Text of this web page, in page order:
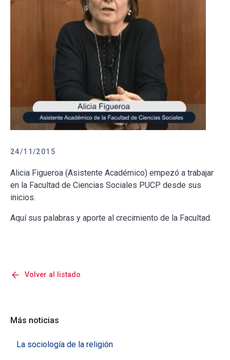
24/11/2015
Alicia Figueroa (Asistente Académico) empezó a trabajar
en la Facultad de Ciencias Sociales PUCP desde sus
inicios.
Aquí sus palabras y aporte al crecimiento de la Facultad.
arrow_back Volver al listado
Más noticias
La sociología de la religión